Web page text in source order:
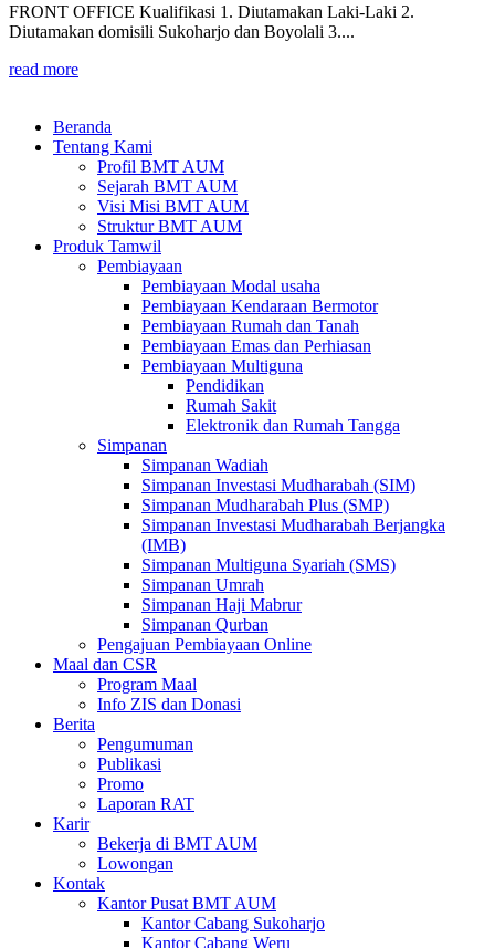
FRONT OFFICE Kualifikasi 1. Diutamakan Laki-Laki 2.
Diutamakan domisili Sukoharjo dan Boyolali 3....
read more
Beranda
Tentang Kami
Profil BMT AUM
Sejarah BMT AUM
Visi Misi BMT AUM
Struktur BMT AUM
Produk Tamwil
Pembiayaan
Pembiayaan Modal usaha
Pembiayaan Kendaraan Bermotor
Pembiayaan Rumah dan Tanah
Pembiayaan Emas dan Perhiasan
Pembiayaan Multiguna
Pendidikan
Rumah Sakit
Elektronik dan Rumah Tangga
Simpanan
Simpanan Wadiah
Simpanan Investasi Mudharabah (SIM)
Simpanan Mudharabah Plus (SMP)
Simpanan Investasi Mudharabah Berjangka
(IMB)
Simpanan Multiguna Syariah (SMS)
Simpanan Umrah
Simpanan Haji Mabrur
Simpanan Qurban
Pengajuan Pembiayaan Online
Maal dan CSR
Program Maal
Info ZIS dan Donasi
Berita
Pengumuman
Publikasi
Promo
Laporan RAT
Karir
Bekerja di BMT AUM
Lowongan
Kontak
Kantor Pusat BMT AUM
Kantor Cabang Sukoharjo
Kantor Cabang Weru